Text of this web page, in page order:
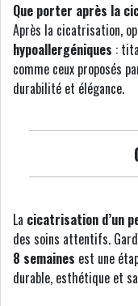
Que porter après la
Après la cicatrisation,
hypoallergéniques :
comme ceux proposés
durabilité et élégance.
La cicatrisation d’un
des soins attentifs.
8 semaines est une
durable, esthétique et